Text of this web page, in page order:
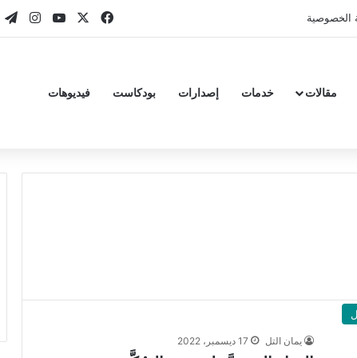
الخصوصية فيسبوك ‫YouTube
مقالات خدمات إصدارات بودكاست فيديوهات
يمان التل 17 ديسمبر، 2022